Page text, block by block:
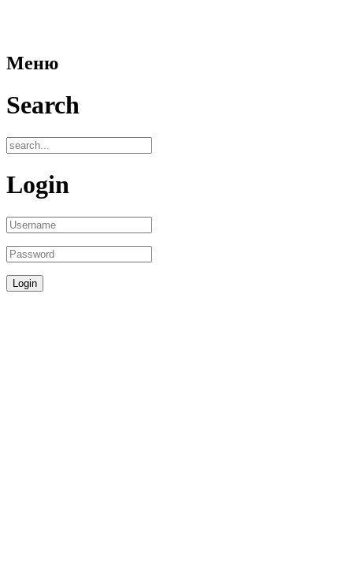
Меню
Search
Login